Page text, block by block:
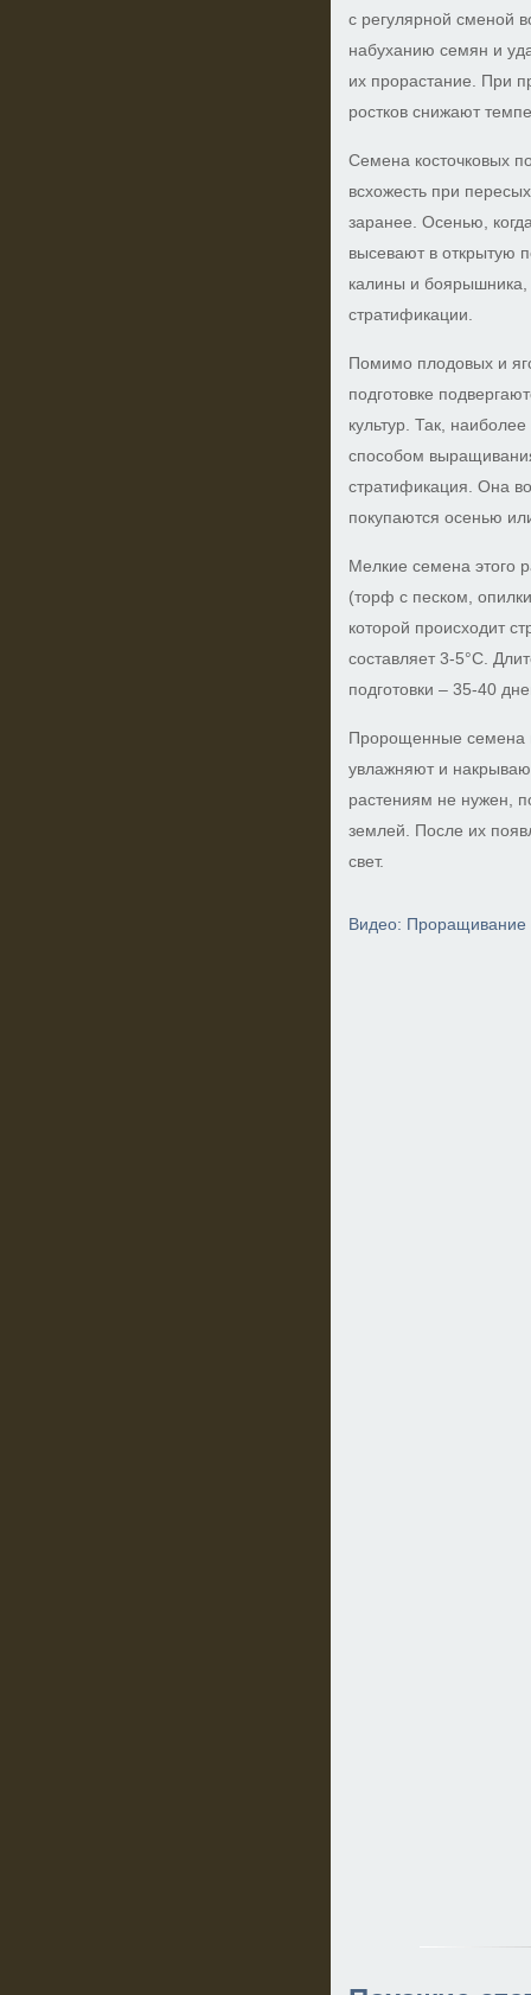
с регулярной сменой
набуханию семян и
их прорастание. При
ростков снижают
Семена косточковых
всхожесть при
заранее. Осенью,
высевают в открытую
калины и
стратификации.
Помимо плодовых и
подготовке
культур. Так,
способом
стратификация. Она
покупаются осенью
Мелкие семена этого
(торф с песком,
которой происходит
составляет 3-5°С.
подготовки – 35-40
Пророщенные семена
увлажняют и
растениям не нужен,
землей. После их
свет.
Видео: Проращивание